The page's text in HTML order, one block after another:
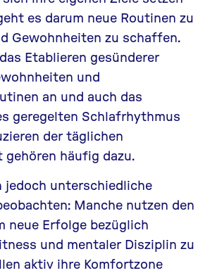
es darum neue Routinen zu
Gewohnheiten zu schaffen.
Etablieren gesünderer
und
an und auch das
geregelten Schlafrhythmus
der täglichen
gehören häufig dazu.
jedoch unterschiedliche
Manche nutzen den
neue Erfolge bezüglich
und mentaler Disziplin zu
aktiv ihre Komfortzone